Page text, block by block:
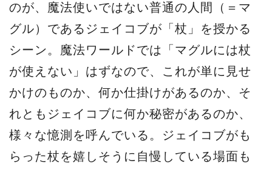
のが、魔法使いではない普通の人間（＝マ
グル）であるジェイコブが「杖」を授かる
シーン。魔法ワールドでは「マグルには杖
が使えない」はずなので、これが単に見せ
かけのものか、何か仕掛けがあるのか、そ
れともジェイコブに何か秘密があるのか、
様々な憶測を呼んでいる。ジェイコブがも
らった杖を嬉しそうに自慢している場面も